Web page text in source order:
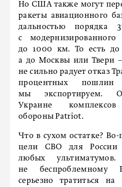
Но США также могут
ракеты авиационного
дальностью
с
до 1000 км. То есть до
а до Москвы или Твери
не сильно радует отказ
процентных
мы экспортируем.
Украине комплексов
обороны Patriot.
Что в сухом остатке?
цели СВО для России
любых
не беспроблемному
серьезно тратиться